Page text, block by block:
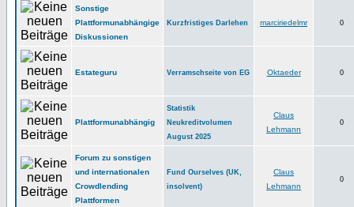
Sonstige
Plattformunabhängige
Diskussionen
Kurzfristiges Darlehen marciriedelmr 0
Estateguru Verramschseite von EG Oktaeder 0
Plattformunabhängig
Statistik
Neukreditvolumen
August 2025
Claus
Lehmann
0
Forum zu sonstigen
und internationalen
Crowdlending
Plattformen
Fund Ourselves (UK,
insolvent)
Claus
Lehmann
0